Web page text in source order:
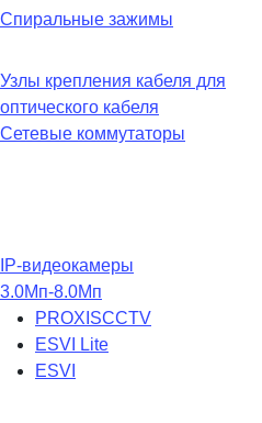
Спиральные зажимы
Узлы крепления кабеля для
оптического кабеля
Сетевые коммутаторы
IP-видеокамеры
3.0Мп-8.0Мп
PROXISCCTV
ESVI Lite
ESVI